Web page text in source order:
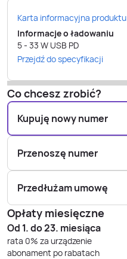
Karta informacyjna produktu
Informacje o ładowaniu
5 - 33 W USB PD
Przejdź do specyfikacji
Co chcesz zrobić?
Kupuję nowy numer
Przenoszę numer
Przedłużam umowę
Opłaty miesięczne
Od 1. do 23. miesiąca
rata 0% za urządzenie
abonament po rabatach